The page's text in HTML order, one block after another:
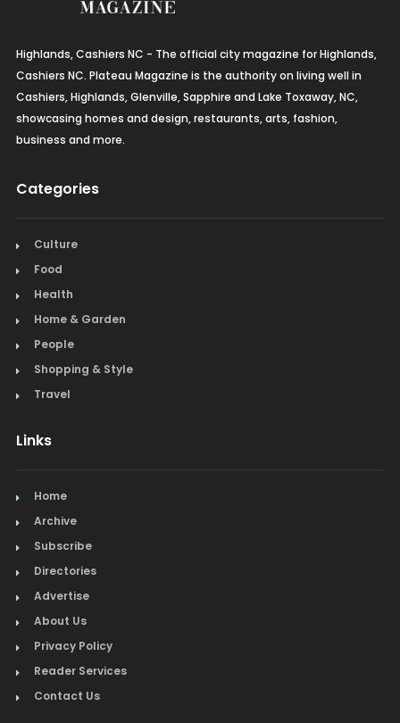
Highlands, Cashiers NC - The official city magazine for Highlands,
Cashiers NC. Plateau Magazine is the authority on living well in
Cashiers, Highlands, Glenville, Sapphire and Lake Toxaway, NC,
showcasing homes and design, restaurants, arts, fashion,
business and more.
Categories
Culture
Food
Health
Home & Garden
People
Shopping & Style
Travel
Links
Home
Archive
Subscribe
Directories
Advertise
About Us
Privacy Policy
Reader Services
Contact Us